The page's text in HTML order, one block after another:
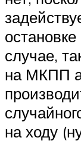
случае,
на МКПП
на ходу